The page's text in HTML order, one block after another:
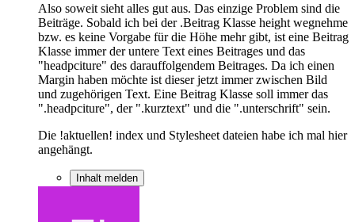
Also soweit sieht alles gut aus. Das einzige Problem sind die
Beiträge. Sobald ich bei der .Beitrag Klasse height wegnehme
bzw. es keine Vorgabe für die Höhe mehr gibt, ist eine Beitrag
Klasse immer der untere Text eines Beitrages und das
"headpciture" des darauffolgendem Beitrages. Da ich einen
Margin haben möchte ist dieser jetzt immer zwischen Bild
und zugehörigen Text. Eine Beitrag Klasse soll immer das
".headpciture", der ".kurztext" und die ".unterschrift" sein.
Die !aktuellen! index und Stylesheet dateien habe ich mal hier
angehängt.
Inhalt melden